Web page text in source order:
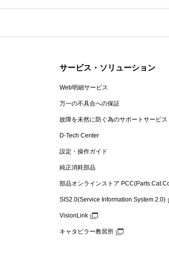
サービス・ソリューション
Web明細サービス
万一の不具合への保証
故障を未然に防ぐ為のサポートサービス
D-Tech Center
設定・操作ガイド
純正消耗部品
部品オンラインストア
SIS2.0(Service Information System 2.0)
VisionLink
キャタピラー教習所